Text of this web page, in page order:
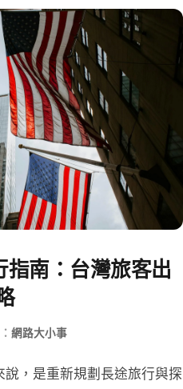
南：台灣旅客出
網路大小事
，是重新規劃長途旅行與探